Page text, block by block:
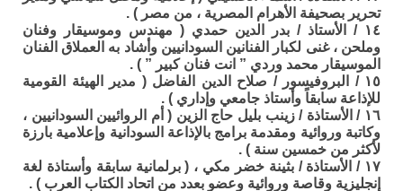
تحرير بصحيفة الأهرام المصرية ، من مصر ) .
١٤ / الأستاذ / بدر الدين حمدي ( مهندس وموسيقار وفنان
وملحن ، غنى لكبار الفنانين السودانيين وأشاد به العملاق الفنان
الموسيقار محمد وردي ” انت فنان كبير ” ) .
١٥ / البروفيسور / صلاح الدين الفاضل ( مدير الهيئة القومية
للإذاعة سابقاً وأستاذ جامعي وإداري ) .
١٦ / الأستاذة / زينب بليل حاج الزين ( أم الروائيين السودانيين ،
وكاتبة وروائية ومقدمة برامج بالإذاعة السودانية وإعلامية بارزة
لأكثر من خمسين سنة ) .
١٧ / الأستاذة / بثينة خضر مكي ، ( برلمانية سابقة وأستاذة لغة
إنجليزية وقاصة وروائية وعضو بعدد من اتحاد الكتاب العرب ) .